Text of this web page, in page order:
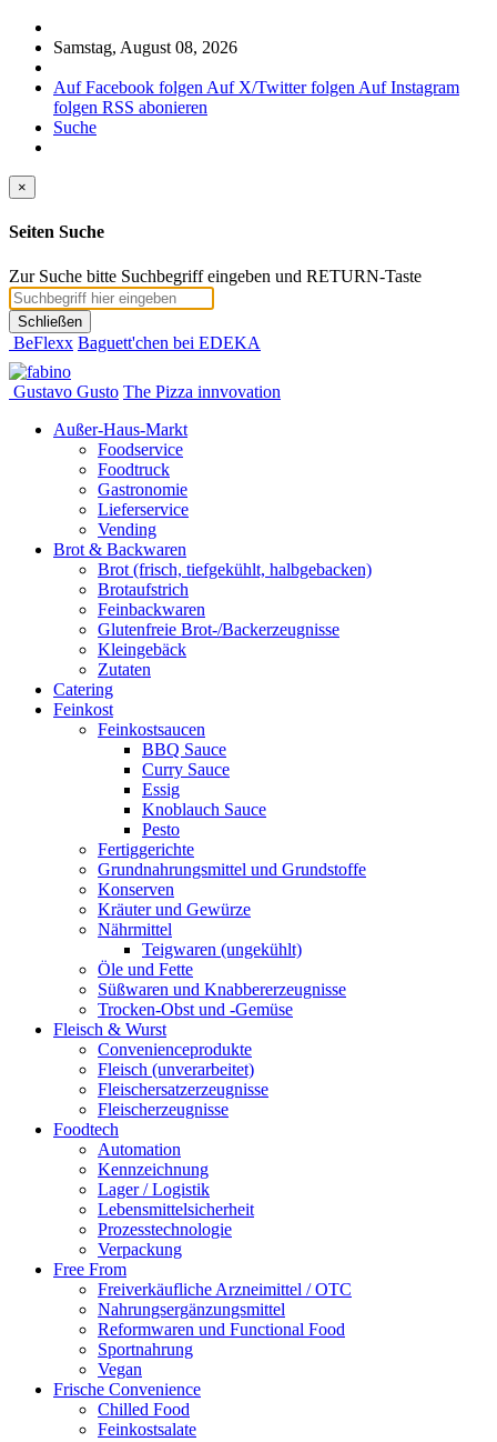
Samstag, August 08, 2026
Auf Facebook folgen Auf X/Twitter folgen Auf Instagram
folgen RSS abonieren
Suche
×
Seiten Suche
Zur Suche bitte Suchbegriff eingeben und RETURN-Taste
Schließen
BeFlexx Baguett'chen bei EDEKA
Gustavo Gusto The Pizza innvovation
Außer-Haus-Markt
Foodservice
Foodtruck
Gastronomie
Lieferservice
Vending
Brot & Backwaren
Brot (frisch, tiefgekühlt, halbgebacken)
Brotaufstrich
Feinbackwaren
Glutenfreie Brot-/Backerzeugnisse
Kleingebäck
Zutaten
Catering
Feinkost
Feinkostsaucen
BBQ Sauce
Curry Sauce
Essig
Knoblauch Sauce
Pesto
Fertiggerichte
Grundnahrungsmittel und Grundstoffe
Konserven
Kräuter und Gewürze
Nährmittel
Teigwaren (ungekühlt)
Öle und Fette
Süßwaren und Knabbererzeugnisse
Trocken-Obst und -Gemüse
Fleisch & Wurst
Convenienceprodukte
Fleisch (unverarbeitet)
Fleischersatzerzeugnisse
Fleischerzeugnisse
Foodtech
Automation
Kennzeichnung
Lager / Logistik
Lebensmittelsicherheit
Prozesstechnologie
Verpackung
Free From
Freiverkäufliche Arzneimittel / OTC
Nahrungsergänzungsmittel
Reformwaren und Functional Food
Sportnahrung
Vegan
Frische Convenience
Chilled Food
Feinkostsalate